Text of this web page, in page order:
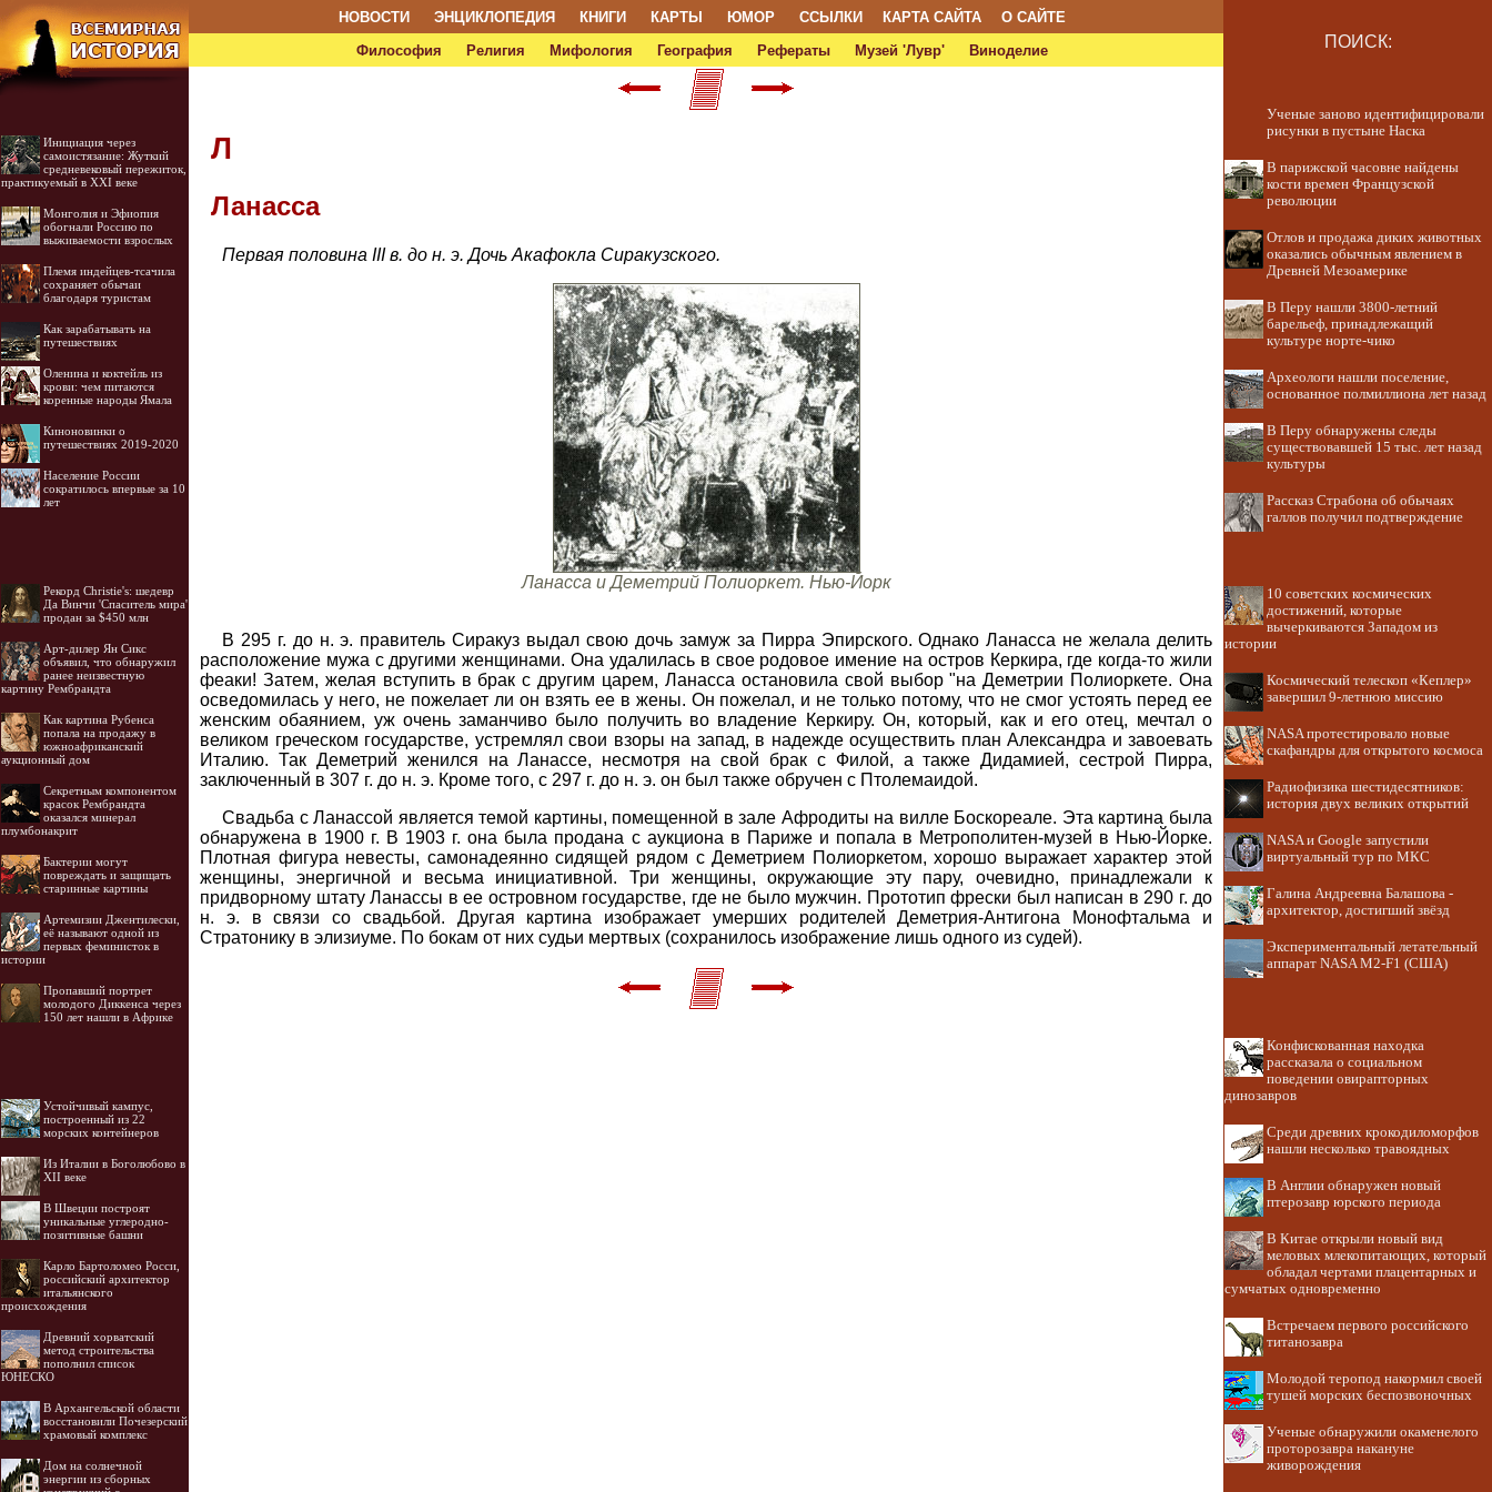
НОВОСТИ ЭНЦИКЛОПЕДИЯ КНИГИ КАРТЫ ЮМОР ССЫЛКИ КАРТА САЙТА
О САЙТЕ
Философия
Религия Мифология География Рефераты Музей 'Лувр' Виноделие ПОИСК:
Инициация через
самоистязание: Жуткий
средневековый пережиток,
практикуемый в XXI веке
Монголия и Эфиопия
обогнали Россию по
выживаемости взрослых
Племя индейцев-тсачила
сохраняет обычаи
благодаря туристам
Как зарабатывать на
путешествиях
Оленина и коктейль из
крови: чем питаются
коренные народы Ямала
Киноновинки о
путешествиях 2019-2020
Население России
сократилось впервые за 10
лет
Рекорд Christie's: шедевр
Да Винчи 'Спаситель мира'
продан за $450 млн
Арт-дилер Ян Сикс
объявил, что обнаружил
ранее неизвестную
картину Рембрандта
Как картина Рубенса
попала на продажу в
южноафриканский
аукционный дом
Секретным компонентом
красок Рембрандта
оказался минерал
плумбонакрит
Бактерии могут
повреждать и защищать
старинные картины
Артемизии Джентилески,
её называют одной из
первых феминисток в
истории
Пропавший портрет
молодого Диккенса через
150 лет нашли в Африке
Устойчивый кампус,
построенный из 22
морских контейнеров
Из Италии в Боголюбово в
XII веке
В Швеции построят
уникальные углеродно-
позитивные башни
Карло Бартоломео Росси,
российский архитектор
итальянского
происхождения
Древний хорватский
метод строительства
пополнил список
ЮНЕСКО
В Архангельской области
восстановили Почезерский
храмовый комплекс
Дом на солнечной
энергии из сборных
Л
Ланасса
Первая половина III в. до н. э. Дочь Акафокла Сиракузского.
Ланасса и Деметрий Полиоркет. Нью-Йорк
В 295 г. до н. э. правитель Сиракуз выдал свою дочь замуж за Пирра Эпирского. Однако Ланасса не желала делить
расположение мужа с другими женщинами. Она удалилась в свое родовое имение на остров Керкира, где когда-то жили
феаки! Затем, желая вступить в брак с другим царем, Ланасса остановила свой выбор "на Деметрии Полиоркете. Она
осведомилась у него, не пожелает ли он взять ее в жены. Он пожелал, и не только потому, что не смог устоять перед ее
женским обаянием, уж очень заманчиво было получить во владение Керкиру. Он, который, как и его отец, мечтал о
великом греческом государстве, устремлял свои взоры на запад, в надежде осуществить план Александра и завоевать
Италию. Так Деметрий женился на Ланассе, несмотря на свой брак с Филой, а также Дидамией, сестрой Пирра,
заключенный в 307 г. до н. э. Кроме того, с 297 г. до н. э. он был также обручен с Птолемаидой.
Свадьба с Ланассой является темой картины, помещенной в зале Афродиты на вилле Боскореале. Эта картина была
обнаружена в 1900 г. В 1903 г. она была продана с аукциона в Париже и попала в Метрополитен-музей в Нью-Йорке.
Плотная фигура невесты, самонадеянно сидящей рядом с Деметрием Полиоркетом, хорошо выражает характер этой
женщины, энергичной и весьма инициативной. Три женщины, окружающие эту пару, очевидно, принадлежали к
придворному штату Ланассы в ее островном государстве, где не было мужчин. Прототип фрески был написан в 290 г. до
н. э. в связи со свадьбой. Другая картина изображает умерших родителей Деметрия-Антигона Монофтальма и
Стратонику в элизиуме. По бокам от них судьи мертвых (сохранилось изображение лишь одного из судей).
Ученые заново идентифицировали
рисунки в пустыне Наска
В парижской часовне найдены
кости времен Французской
революции
Отлов и продажа диких животных
оказались обычным явлением в
Древней Мезоамерике
В Перу нашли 3800-летний
барельеф, принадлежащий
культуре норте-чико
Археологи нашли поселение,
основанное полмиллиона лет назад
В Перу обнаружены следы
существовавшей 15 тыс. лет назад
культуры
Рассказ Страбона об обычаях
галлов получил подтверждение
10 советских космических
достижений, которые
вычеркиваются Западом из
истории
Космический телескоп «Кеплер»
завершил 9-летнюю миссию
NASA протестировало новые
скафандры для открытого космоса
Радиофизика шестидесятников:
история двух великих открытий
NASA и Google запустили
виртуальный тур по МКС
Галина Андреевна Балашова -
архитектор, достигший звёзд
Экспериментальный летательный
аппарат NASA M2-F1 (США)
Конфискованная находка
рассказала о социальном
поведении овирапторных
динозавров
Среди древних крокодиломорфов
нашли несколько травоядных
В Англии обнаружен новый
птерозавр юрского периода
В Китае открыли новый вид
меловых млекопитающих, который
обладал чертами плацентарных и
сумчатых одновременно
Встречаем первого российского
титанозавра
Молодой теропод накормил своей
тушей морских беспозвоночных
Ученые обнаружили окаменелого
проторозавра накануне
живорождения